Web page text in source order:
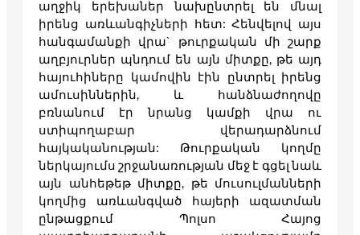
աղջիկ երեխաներ նախընտրել են մնալ
իրենց առևանգիչների հետ: Հենվելով այս
հանգամանքի վրա` թուրքական մի շարք
աղբյուրներ պնդում են այն միտքը, թե այդ
հայուհիները կամովին էին ընտրել իրենց
ամուսիններին, և հանձնաժողովը
բռնանում էր նրանց կամքի վրա ու
ստիպողաբար վերադարձնում
հայկականության: Թուրքական կողմը
ներկայումս շրջանառության մեջ է գցել նաև
այն անհեթեթ միտքը, թե մուսուլմանների
կողմից առևանգված հայերի ազատման
ընթացքում Պոլսո Հայոց